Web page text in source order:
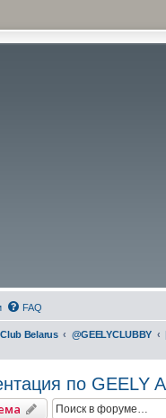
FAQ
Belarus @GEELYCLUBBY
по GEELY